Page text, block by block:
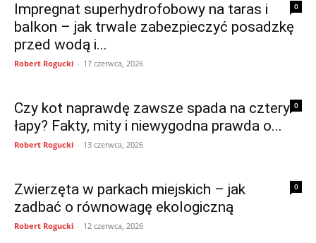
0
Impregnat superhydrofobowy na taras i
balkon – jak trwale zabezpieczyć posadzkę
przed wodą i...
Robert Rogucki - 17 czerwca, 2026
0
Czy kot naprawdę zawsze spada na cztery
łapy? Fakty, mity i niewygodna prawda o...
Robert Rogucki - 13 czerwca, 2026
0
Zwierzęta w parkach miejskich – jak
zadbać o równowagę ekologiczną
Robert Rogucki - 12 czerwca, 2026